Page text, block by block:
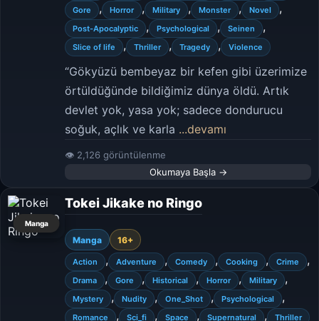
Gore , Horror , Military , Monster , Novel ,
Post-Apocalyptic , Psychological , Seinen ,
Slice of life , Thriller , Tragedy , Violence
“Gökyüzü bembeyaz bir kefen gibi üzerimize
örtüldüğünde bildiğimiz dünya öldü. Artık
devlet yok, yasa yok; sadece dondurucu
soğuk, açlık ve karla ...devamı
👁 2,126 görüntülenme
Okumaya Başla →
Manga
Tokei Jikake no Ringo
Manga 16+
Action , Adventure , Comedy , Cooking , Crime ,
Drama , Gore , Historical , Horror , Military ,
Mystery , Nudity , One_Shot , Psychological ,
Romance , Sci_fi , Space , Supernatural , Thriller